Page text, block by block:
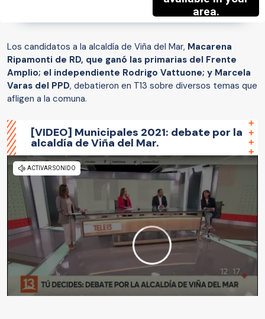
Los candidatos a la alcaldía de Viña del Mar, Macarena
Ripamonti de RD, que ganó las primarias del Frente
Amplio; el independiente Rodrigo Vattuone; y Marcela
Varas del PPD, debatieron en T13 sobre diversos temas que
afligen a la comuna.
[VIDEO] Municipales 2021: debate por la
alcaldía de Viña del Mar.